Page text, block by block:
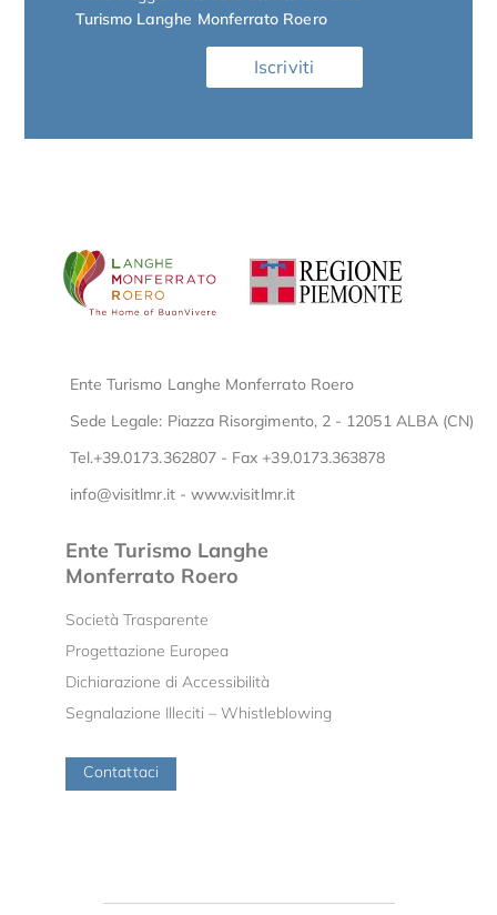
Turismo Langhe Monferrato Roero
Iscriviti
Ente Turismo Langhe Monferrato Roero
Sede Legale: Piazza Risorgimento, 2 - 12051 ALBA (CN)
Tel.+39.0173.362807 - Fax +39.0173.363878
info@visitlmr.it- www.visitlmr.it
Ente Turismo Langhe
Monferrato Roero
Società Trasparente
Progettazione Europea
Dichiarazione di Accessibilità
Segnalazione Illeciti – Whistleblowing
Contattaci